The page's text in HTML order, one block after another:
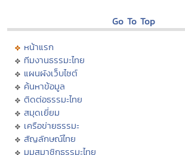
Go To Top
หน้าแรก
ทีมงานธรรมะไทย
แผนผังเว็บไซต์
ค้นหาข้อมูล
ติดต่อธรรมะไทย
สมุดเยี่ยม
เครือข่ายธรรมะ
สัญลักษณ์ไทย
มุมสมาชิกธรรมะไทย